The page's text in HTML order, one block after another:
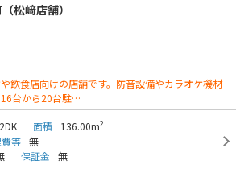
松﨑店舗）
飲食店向けの店舗です。防音設備やカラオケ機材一
台から20台駐…
2DK 面積 136.00m2
等 無
保証金 無